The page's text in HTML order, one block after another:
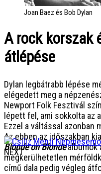
Joan Baez és Bob Dylan
A rock korszak
átlépése
Dylan legbátrabb lépése
elégedett meg a
Newport Folk Fesztivál
lépett fel, ami sokkolta az
Ezzel a váltással
Az ebben az időszakban
Blonde on Blondealbumok
megkerülhetetlen
című dala pedig végleg
NEXT